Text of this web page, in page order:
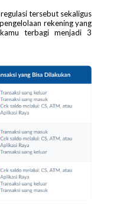
tersebut sekaligus
rekening yang
terbagi menjadi 3